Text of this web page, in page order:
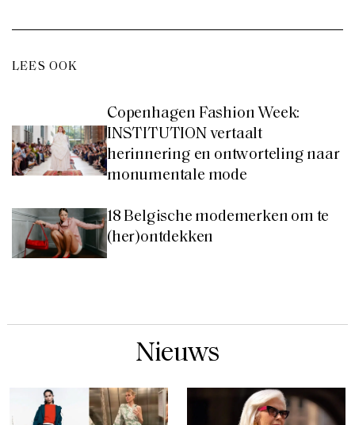
LEES OOK
Copenhagen Fashion Week:
INSTITUTION vertaalt
herinnering en ontworteling naar
monumentale mode
18 Belgische modemerken om te
(her)ontdekken
Nieuws